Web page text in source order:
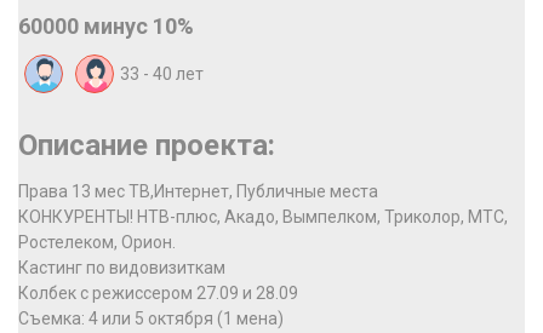
60000 минус 10%
33 - 40 лет
Описание проекта:
Права 13 мес ТВ,Интернет, Публичные места
КОНКУРЕНТЫ! НТВ-плюс, Акадо, Вымпелком, Триколор, МТС,
Ростелеком, Орион.
Кастинг по видовизиткам
Колбек с режиссером 27.09 и 28.09
Съемка: 4 или 5 октября (1 мена)